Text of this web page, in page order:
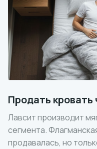
Продать кровать
Лавсит производит
сегмента.
продавалась, но